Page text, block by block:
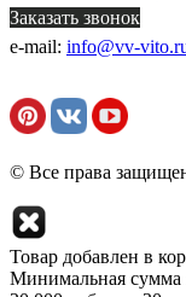
Заказать звонок
e-mail: info@vv-
© Все права
Товар добавлен в
Минимальная сумма